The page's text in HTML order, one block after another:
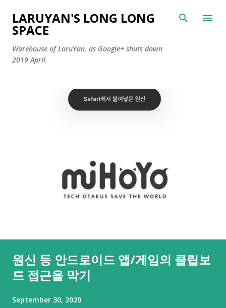
Skip to main content
LARUYAN'S LONG LONG
SPACE
Warehouse of LaruYan, as Google+ shuts down
2019 April.
원신 등 안드로이드 앱/게임의 클립보
드 접근을 막기
September 30, 2020